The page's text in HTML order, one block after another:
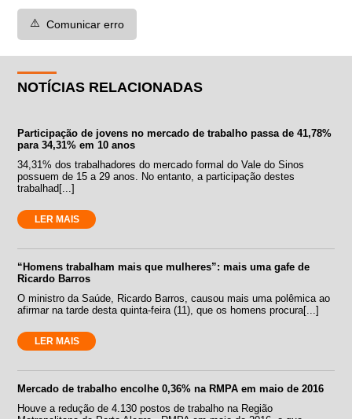
⚠️ Comunicar erro
NOTÍCIAS RELACIONADAS
Participação de jovens no mercado de trabalho passa de 41,78%
para 34,31% em 10 anos
34,31% dos trabalhadores do mercado formal do Vale do Sinos
possuem de 15 a 29 anos. No entanto, a participação destes
trabalhad[...]
LER MAIS
“Homens trabalham mais que mulheres”: mais uma gafe de
Ricardo Barros
O ministro da Saúde, Ricardo Barros, causou mais uma polêmica ao
afirmar na tarde desta quinta-feira (11), que os homens procura[...]
LER MAIS
Mercado de trabalho encolhe 0,36% na RMPA em maio de 2016
Houve a redução de 4.130 postos de trabalho na Região